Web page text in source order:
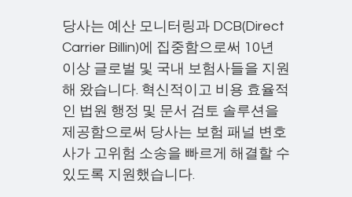
당사는 예산 모니터링과 DCB(Direct
Carrier Billin)에 집중함으로써 10년
이상 글로벌 및 국내 보험사들을 지원
해 왔습니다. 혁신적이고 비용 효율적
인 법원 행정 및 문서 검토 솔루션을
제공함으로써 당사는 보험 패널 변호
사가 고위험 소송을 빠르게 해결할 수
있도록 지원했습니다.